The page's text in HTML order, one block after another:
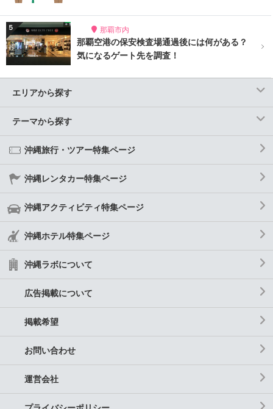
那覇市内
那覇空港の保安検査場通過後には何がある？
気になるゲート先を調査！
エリアから探す
テーマから探す
沖縄旅行・ツアー特集ページ
沖縄レンタカー特集ページ
沖縄アクティビティ特集ページ
沖縄ホテル特集ページ
沖縄ラボについて
広告掲載について
掲載希望
お問い合わせ
運営会社